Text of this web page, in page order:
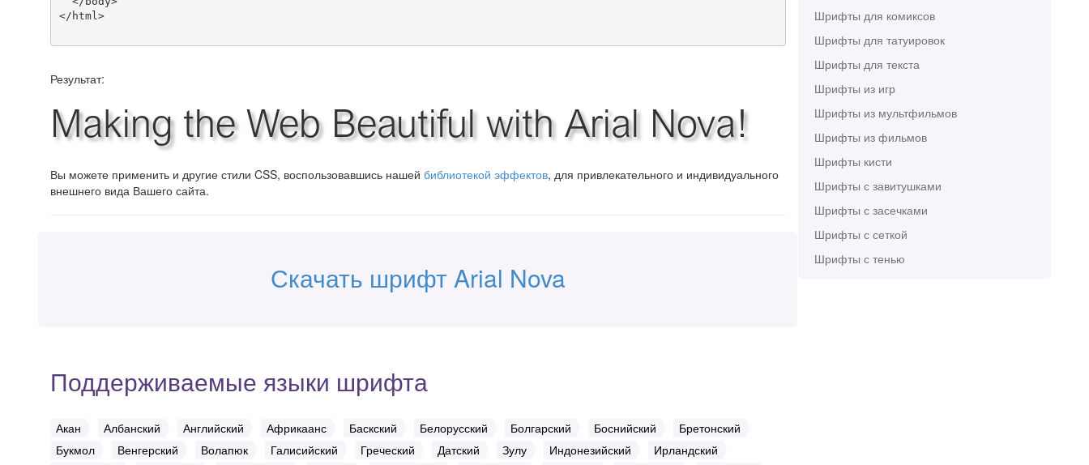
Шрифты для комиксов
Шрифты для татуировок
Шрифты для текста
Шрифты из игр
Шрифты из мультфильмов
Шрифты из фильмов
Шрифты кисти
Шрифты с завитушками
Шрифты с засечками
Шрифты с сеткой
Шрифты с тенью
</html>
Результат:
Making the Web Beautiful with Arial Nova!
Вы можете применить и другие стили CSS, воспользовавшись нашей библиотекой эффектов, для привлекательного и индивидуального
внешнего вида Вашего сайта.
Скачать шрифт Arial Nova
Поддерживаемые языки шрифта
Акан Албанский Английский Африкаанс Баскский Белорусский Болгарский Боснийский
Бретонский
Букмол
Венгерский Волапюк Галисийский Греческий Датский Зулу Индонезийский
Ирландский